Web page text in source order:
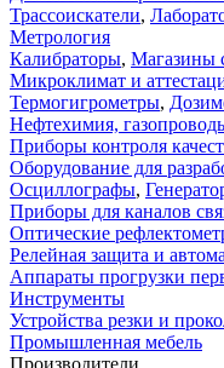
Трассоискатели,
Метрология
Калибраторы, Магазины
Микроклимат и
Термогигрометры,
Нефтехимия,
Приборы контроля
Оборудование для
Осциллографы,
Приборы для каналов
Оптические
Релейная защита и
Аппараты прогрузки
Инструменты
Устройства резки и
Промышленная мебель
Производители